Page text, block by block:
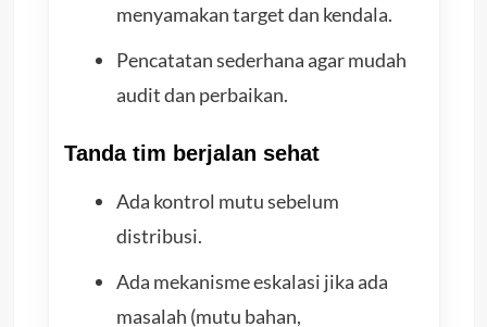
menyamakan target dan kendala.
Pencatatan sederhana agar mudah
audit dan perbaikan.
Tanda tim berjalan sehat
Ada kontrol mutu sebelum
distribusi.
Ada mekanisme eskalasi jika ada
masalah (mutu bahan,